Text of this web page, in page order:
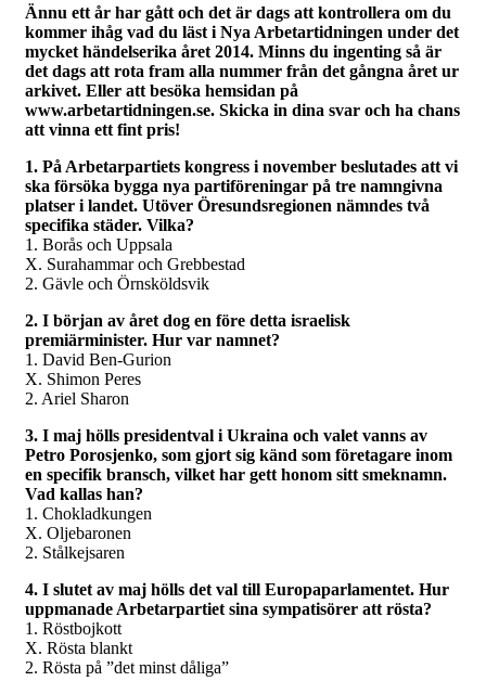
Ännu ett år har gått och det är dags att kontrollera om du
kommer ihåg vad du läst i Nya Arbetartidningen under det
mycket händelserika året 2014. Minns du ingenting så är
det dags att rota fram alla nummer från det gångna året ur
arkivet. Eller att besöka hemsidan på
www.arbetartidningen.se. Skicka in dina svar och ha chans
att vinna ett fint pris!
1. På Arbetarpartiets kongress i november beslutades att vi
ska försöka bygga nya partiföreningar på tre namngivna
platser i landet. Utöver Öresundsregionen nämndes två
specifika städer. Vilka?
1. Borås och Uppsala
X. Surahammar och Grebbestad
2. Gävle och Örnsköldsvik
2. I början av året dog en före detta israelisk
premiärminister. Hur var namnet?
1. David Ben-Gurion
X. Shimon Peres
2. Ariel Sharon
3. I maj hölls presidentval i Ukraina och valet vanns av
Petro Porosjenko, som gjort sig känd som företagare inom
en specifik bransch, vilket har gett honom sitt smeknamn.
Vad kallas han?
1. Chokladkungen
X. Oljebaronen
2. Stålkejsaren
4. I slutet av maj hölls det val till Europaparlamentet. Hur
uppmanade Arbetarpartiet sina sympatisörer att rösta?
1. Röstbojkott
X. Rösta blankt
2. Rösta på ”det minst dåliga”